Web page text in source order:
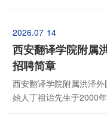
待现场用印业务，请各位
要求所有用印业务须提
14
2026.07
西安翻译学院附属
招聘简章
西安翻译学院附属洪泽
始人丁祖诒先生于2000